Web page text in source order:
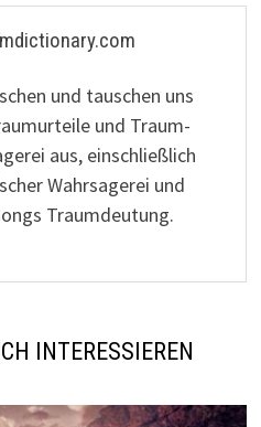
und tauschen uns
und Traum-
aus, einschließlich
Wahrsagerei und
Traumdeutung.
INTERESSIEREN